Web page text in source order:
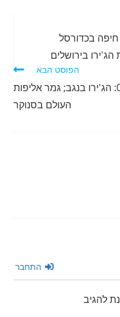
– מכבי חיפה בכדורסל
בירושלים
הפוסט הבא
אירועי דיומא – 06.05.2018: הג'ירו בנגב; גמר אליפות
העולם בסנוקר
התחבר
להגיב